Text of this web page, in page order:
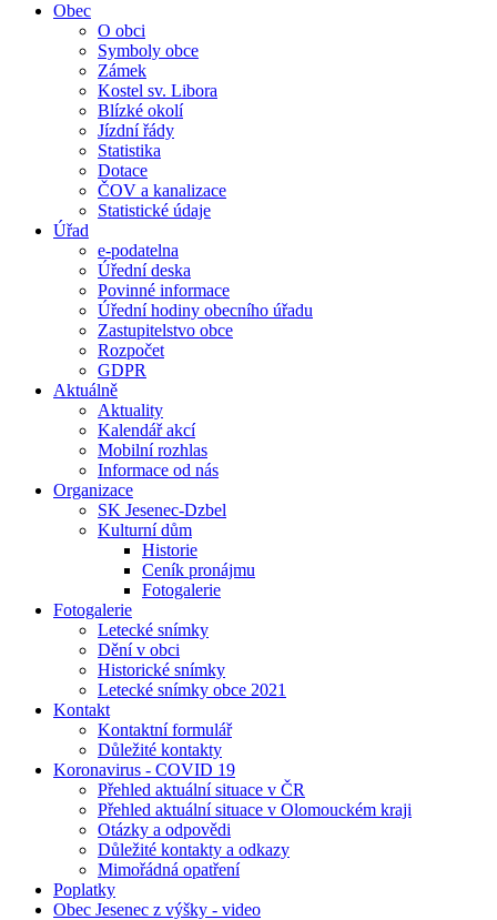
Obec
O obci
Symboly obce
Zámek
Kostel sv. Libora
Blízké okolí
Jízdní řády
Statistika
Dotace
ČOV a kanalizace
Statistické údaje
Úřad
e-podatelna
Úřední deska
Povinné informace
Úřední hodiny obecního úřadu
Zastupitelstvo obce
Rozpočet
GDPR
Aktuálně
Aktuality
Kalendář akcí
Mobilní rozhlas
Informace od nás
Organizace
SK Jesenec-Dzbel
Kulturní dům
Historie
Ceník pronájmu
Fotogalerie
Fotogalerie
Letecké snímky
Dění v obci
Historické snímky
Letecké snímky obce 2021
Kontakt
Kontaktní formulář
Důležité kontakty
Koronavirus - COVID 19
Přehled aktuální situace v ČR
Přehled aktuální situace v Olomouckém kraji
Otázky a odpovědi
Důležité kontakty a odkazy
Mimořádná opatření
Poplatky
Obec Jesenec z výšky - video